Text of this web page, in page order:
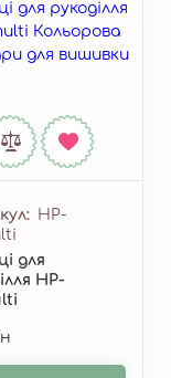
НP-
для
НP-